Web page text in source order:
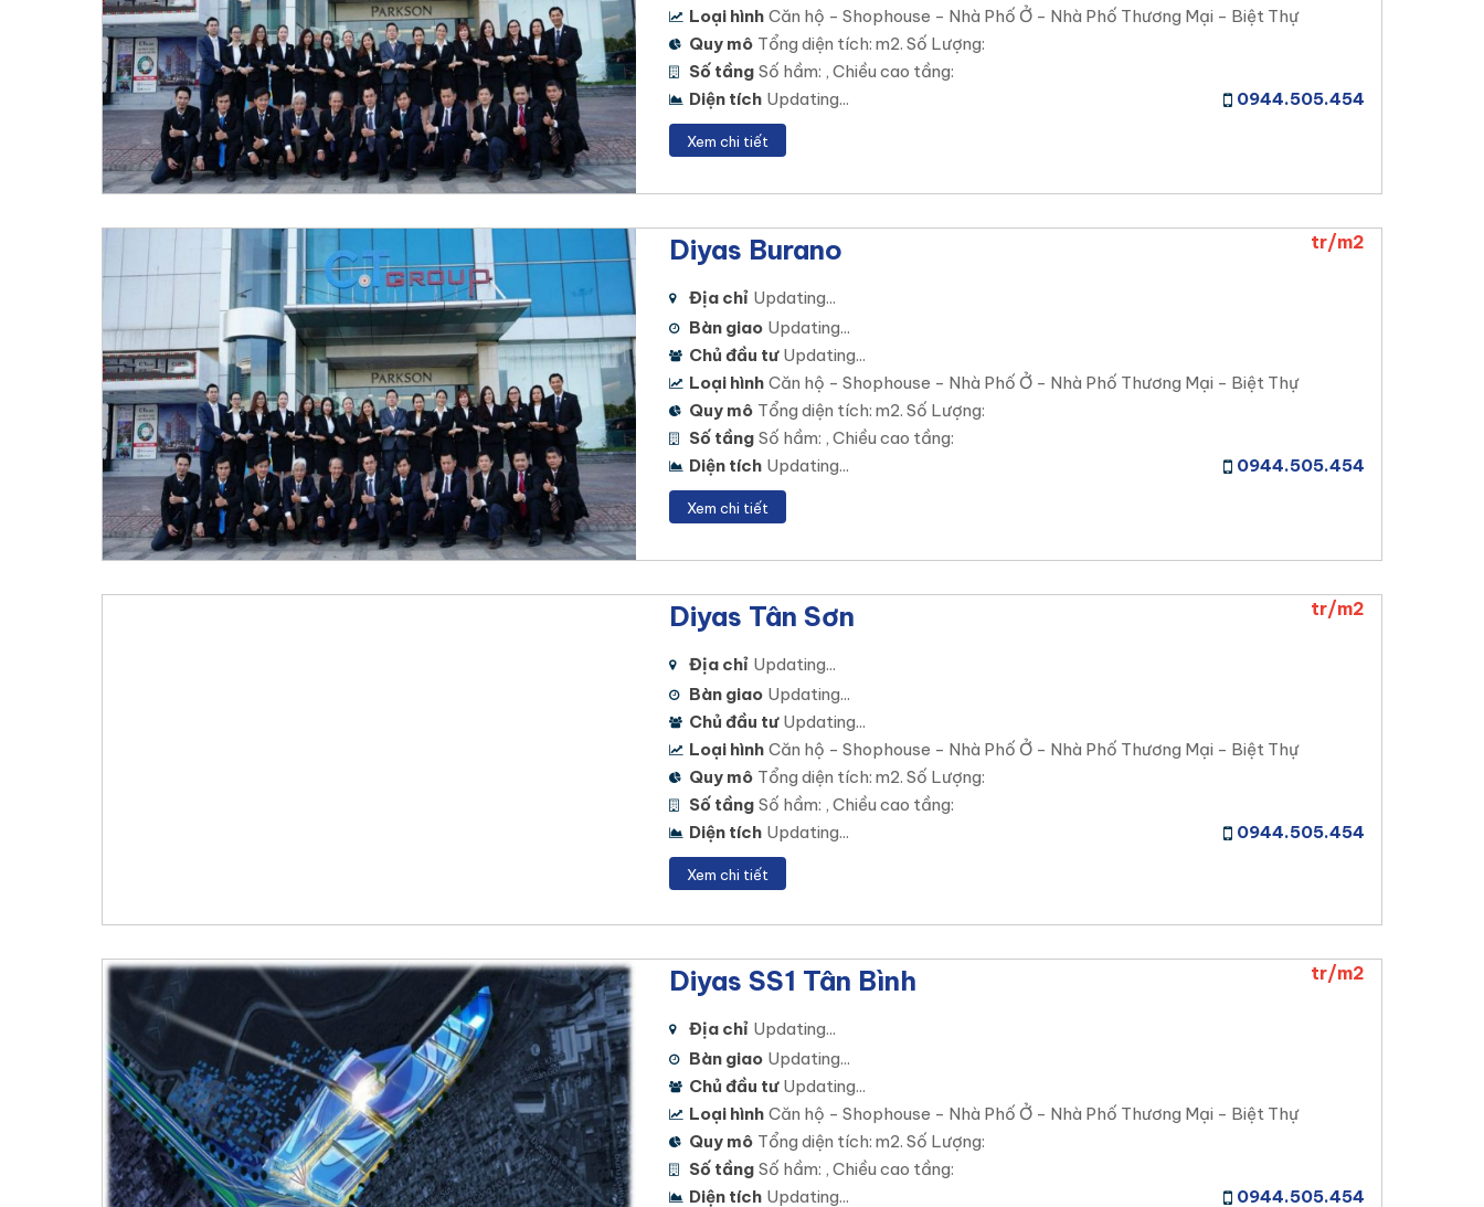
Loại hình Căn hộ - Shophouse - Nhà Phố Ở - Nhà Phố Thương Mại - Biệt Thự
Quy mô Tổng diện tích: m2. Số Lượng:
Số tầng Số hầm: , Chiều cao tầng:
Diện tích Updating... 0944.505.454
Xem chi tiết
Diyas Burano tr/m2
Địa chỉ Updating...
Bàn giao Updating...
Chủ đầu tư Updating...
Loại hình Căn hộ - Shophouse - Nhà Phố Ở - Nhà Phố Thương Mại - Biệt Thự
Quy mô Tổng diện tích: m2. Số Lượng:
Số tầng Số hầm: , Chiều cao tầng:
Diện tích Updating... 0944.505.454
Xem chi tiết
Diyas Tân Sơn tr/m2
Địa chỉ Updating...
Bàn giao Updating...
Chủ đầu tư Updating...
Loại hình Căn hộ - Shophouse - Nhà Phố Ở - Nhà Phố Thương Mại - Biệt Thự
Quy mô Tổng diện tích: m2. Số Lượng:
Số tầng Số hầm: , Chiều cao tầng:
Diện tích Updating... 0944.505.454
Xem chi tiết
Diyas SS1 Tân Bình tr/m2
Địa chỉ Updating...
Bàn giao Updating...
Chủ đầu tư Updating...
Loại hình Căn hộ - Shophouse - Nhà Phố Ở - Nhà Phố Thương Mại - Biệt Thự
Quy mô Tổng diện tích: m2. Số Lượng:
Số tầng Số hầm: , Chiều cao tầng:
Diện tích Updating... 0944.505.454